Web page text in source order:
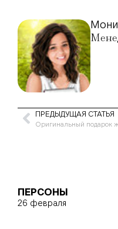
ПРЕДЫДУЩАЯ СТАТЬЯ
ПЕРСОНЫ
26 февраля